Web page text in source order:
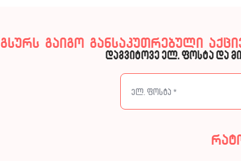
გსურს გაიგო განსაკუთრებული
დაგვიტოვე ელ. ფოსტა და